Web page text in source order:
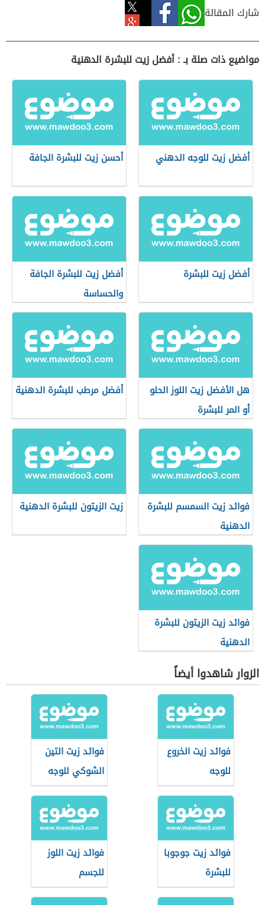
شارك المقالة
مواضيع ذات صلة بـ : أفضل زيت للبشرة الدهنية
أفضل زيت للوجه الدهني أحسن زيت للبشرة الجافة
أفضل زيت للبشرة
أفضل زيت للبشرة الجافة
والحساسة
هل الأفضل زيت اللوز الحلو
أو المر للبشرة
أفضل مرطب للبشرة الدهنية
فوائد زيت السمسم للبشرة
الدهنية
زيت الزيتون للبشرة الدهنية
فوائد زيت الزيتون للبشرة
الدهنية
الزوار شاهدوا أيضاً
فوائد زيت الخروع
للوجه
فوائد زيت التين
الشوكي للوجه
فوائد زيت جوجوبا
للبشرة
فوائد زيت اللوز
للجسم